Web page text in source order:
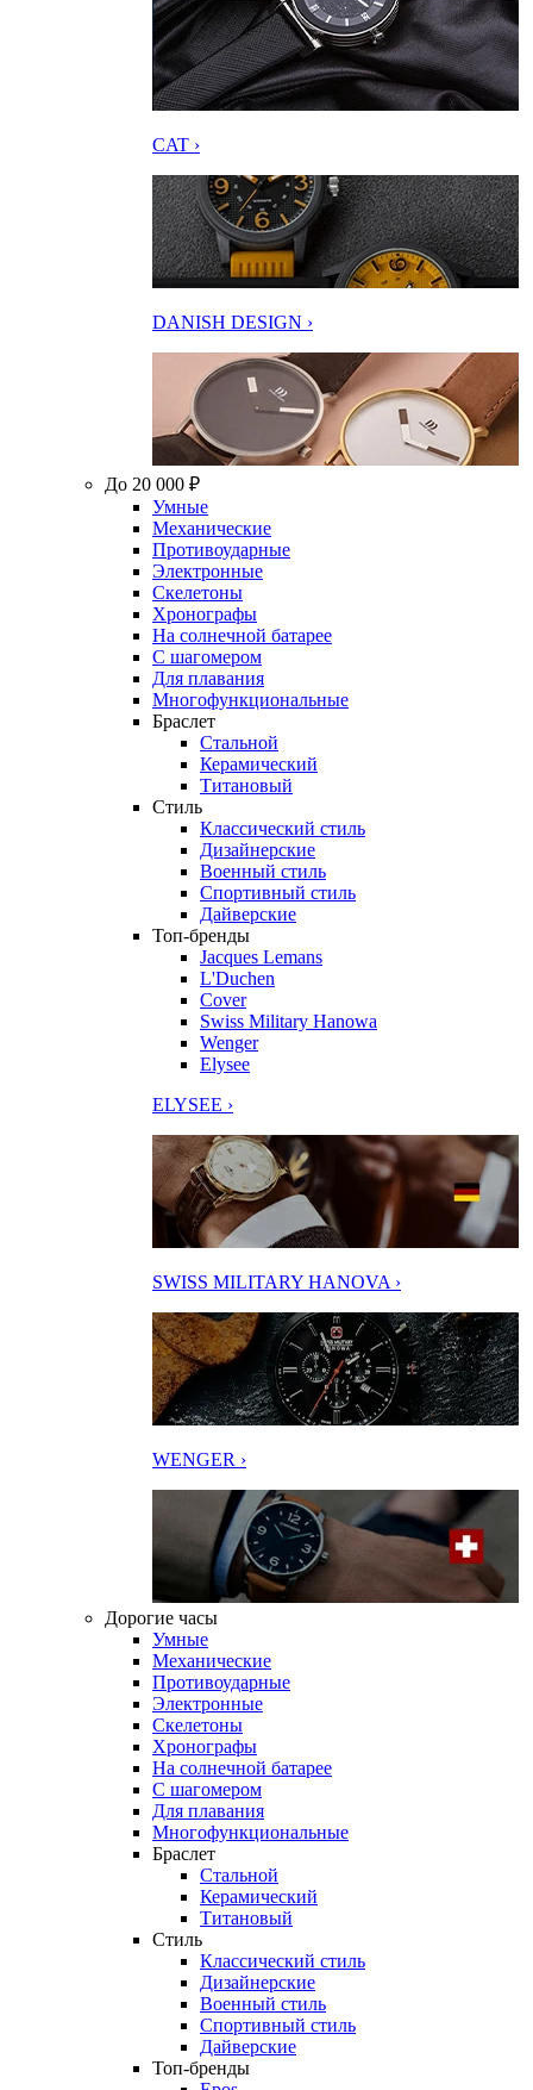
CAT ›
DANISH DESIGN ›
До 20 000 ₽
Умные
Механические
Противоударные
Электронные
Скелетоны
Хронографы
На солнечной батарее
С шагомером
Для плавания
Многофункциональные
Браслет
Стальной
Керамический
Титановый
Стиль
Классический стиль
Дизайнерские
Военный стиль
Спортивный стиль
Дайверские
Топ-бренды
Jacques Lemans
L'Duchen
Cover
Swiss Military Hanowa
Wenger
Elysee
ELYSEE ›
SWISS MILITARY HANOVA ›
WENGER ›
Дорогие часы
Умные
Механические
Противоударные
Электронные
Скелетоны
Хронографы
На солнечной батарее
С шагомером
Для плавания
Многофункциональные
Браслет
Стальной
Керамический
Титановый
Стиль
Классический стиль
Дизайнерские
Военный стиль
Спортивный стиль
Дайверские
Топ-бренды